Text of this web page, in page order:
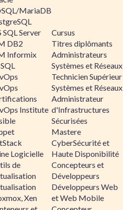
MariaDB
SQL Server
DB2
Informix
Institute
Logicielle
de
Xen
Cursus
Titres diplômants
Administrateurs
Systèmes et Réseaux
Technicien Supérieur
Systèmes et Réseaux
Administrateur
d'Infrastructures
Sécurisées
Mastere
CyberSécurité et
Haute Disponibilité
Concepteurs et
Développeurs
Développeurs Web
et Web Mobile